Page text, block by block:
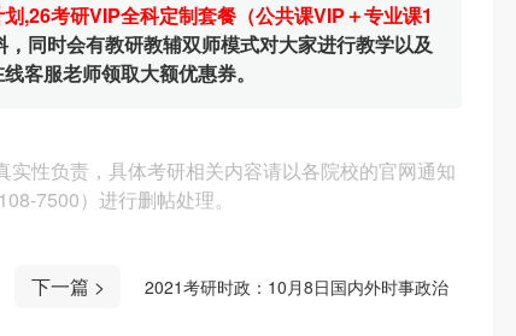
,26考研VIP全科定制套餐（公共课VIP＋专业课1
同时会有教研教辅双师模式对大家进行教学以及
客服老师领取大额优惠券。
性负责，具体考研相关内容请以各院校的官网通知
7500）进行删帖处理。
下一篇 > 2021考研时政：10月8日国内外时事政治